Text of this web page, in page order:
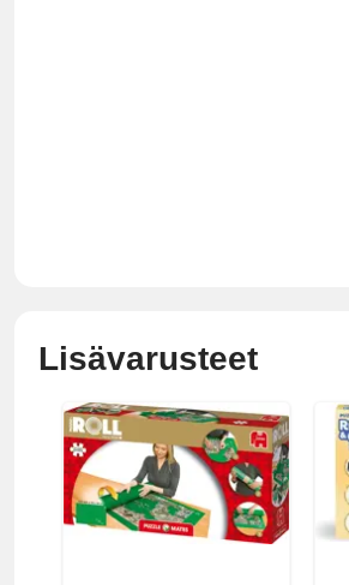
Lisävarusteet